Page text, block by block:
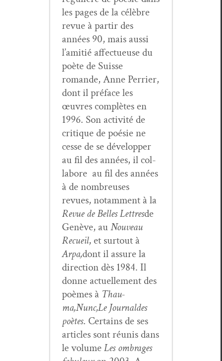
les pages de la célèbre
revue à par­tir des
années 90, mais aus­si
l’amitié affectueuse du
poète de Suisse
romande, Anne Per­ri­er,
dont il pré­face les
œuvres com­plètes en
1996. Son activ­ité de
cri­tique de poésie ne
cesse de se dévelop­per
au fil des années, il col­
la­bore au fil des années
à de nom­breuses
revues, notam­ment à la
Revue de Belles Let­tresde
Genève, auNou­veau
Recueil, et surtout à
Arpa,dont il assure la
direc­tion dès 1984. Il
donne actuelle­ment des
poèmes à Thau­
ma,Nunc,Le Jour­naldes
poètes. Cer­tains de ses
arti­cles sont réu­nis dans
le vol­umeLes ombrages